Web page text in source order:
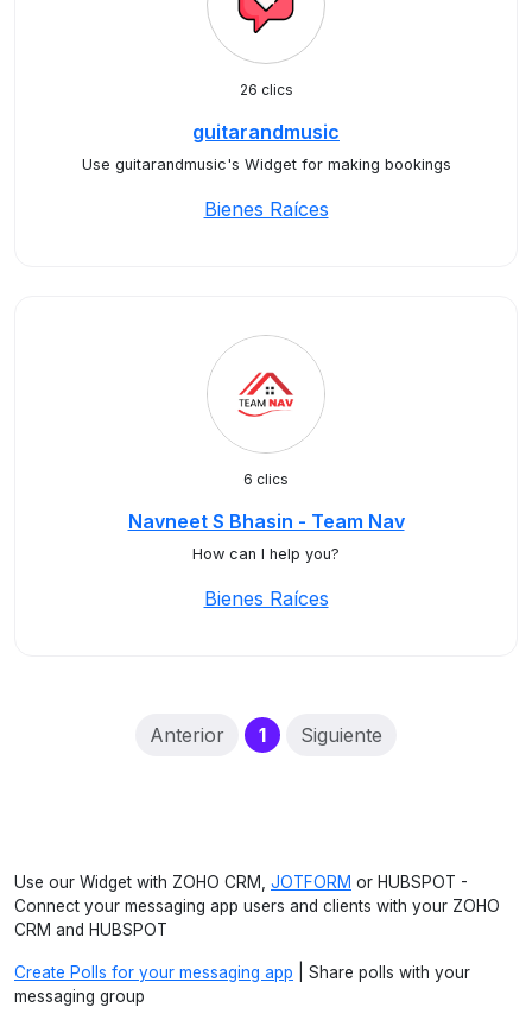
26 clics
guitarandmusic
Use guitarandmusic's Widget for making bookings
Bienes Raíces
6 clics
Navneet S Bhasin - Team Nav
How can I help you?
Bienes Raíces
Anterior 1(current)
Siguiente
Use our Widget with ZOHO CRM, JOTFORM or HUBSPOT -
Connect your messaging app users and clients with your ZOHO
CRM and HUBSPOT
Create Polls for your messaging app | Share polls with your
messaging group